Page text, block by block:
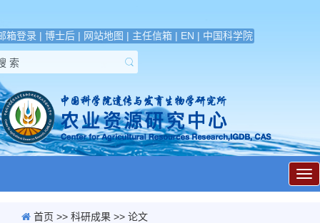
箱登录 | 博士后 | 网站地图 | 主任信箱 | EN | 中国科学院
展
开
首页 >> 科研成果 >> 论文